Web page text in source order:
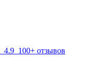
4.9 100+ отзывов